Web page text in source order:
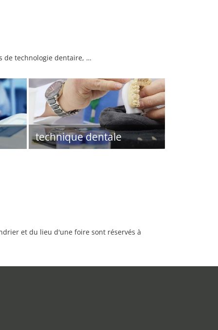
de technologie dentaire, …
technique dentale
et du lieu d'une foire sont réservés à